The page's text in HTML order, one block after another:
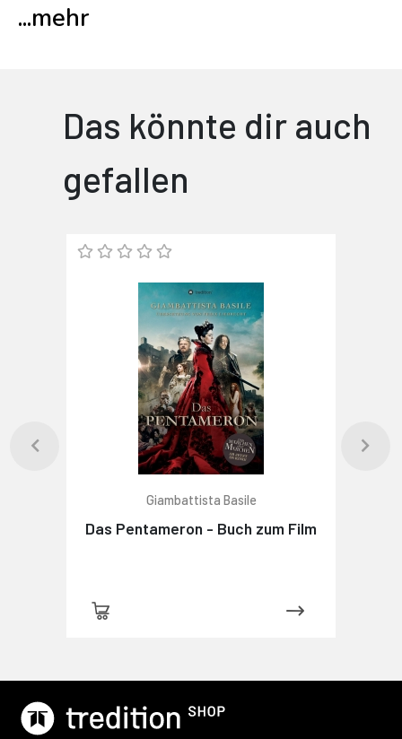
...mehr
Das könnte dir auch
gefallen
Giambattista Basile
Das Pentameron - Buch zum Film